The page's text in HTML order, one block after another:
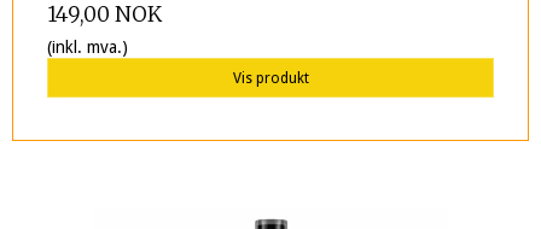
149,00 NOK
(inkl. mva.)
Vis produkt